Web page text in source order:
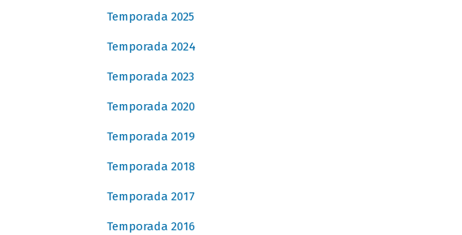
Temporada 2025
Temporada 2024
Temporada 2023
Temporada 2020
Temporada 2019
Temporada 2018
Temporada 2017
Temporada 2016